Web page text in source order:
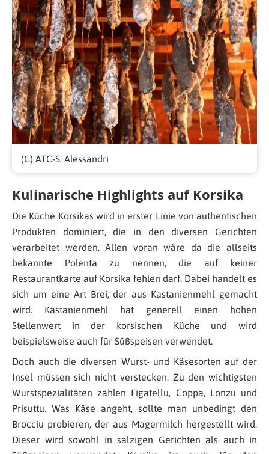
(C) ATC-S. Alessandri
Kulinarische Highlights auf Korsika
Die Küche Korsikas wird in erster Linie von authentischen
Produkten dominiert, die in den diversen Gerichten
verarbeitet werden. Allen voran wäre da die allseits
bekannte Polenta zu nennen, die auf keiner
Restaurantkarte auf Korsika fehlen darf. Dabei handelt es
sich um eine Art Brei, der aus Kastanienmehl gemacht
wird. Kastanienmehl hat generell einen hohen
Stellenwert in der korsischen Küche und wird
beispielsweise auch für Süßspeisen verwendet.
Doch auch die diversen Wurst- und Käsesorten auf der
Insel müssen sich nicht verstecken. Zu den wichtigsten
Wurstspezialitäten zählen Figatellu, Coppa, Lonzu und
Prisuttu. Was Käse angeht, sollte man unbedingt den
Brocciu probieren, der aus Magermilch hergestellt wird.
Dieser wird sowohl in salzigen Gerichten als auch in